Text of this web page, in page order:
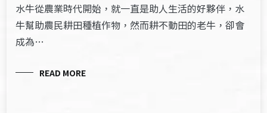
水牛從農業時代開始，就一直是助人生活的好夥伴，水
牛幫助農民耕田種植作物，然而耕不動田的老牛，卻會
成為…
READ MORE